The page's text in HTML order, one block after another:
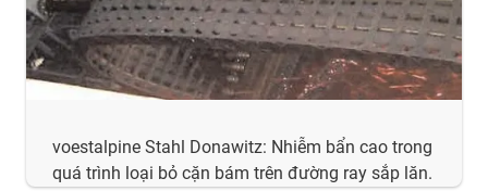
voestalpine Stahl Donawitz: Nhiễm bẩn cao trong
quá trình loại bỏ cặn bám trên đường ray sắp lăn.